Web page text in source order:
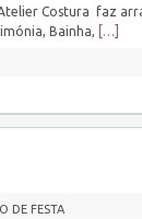
Costura faz
Bainha, […]
DE FESTA